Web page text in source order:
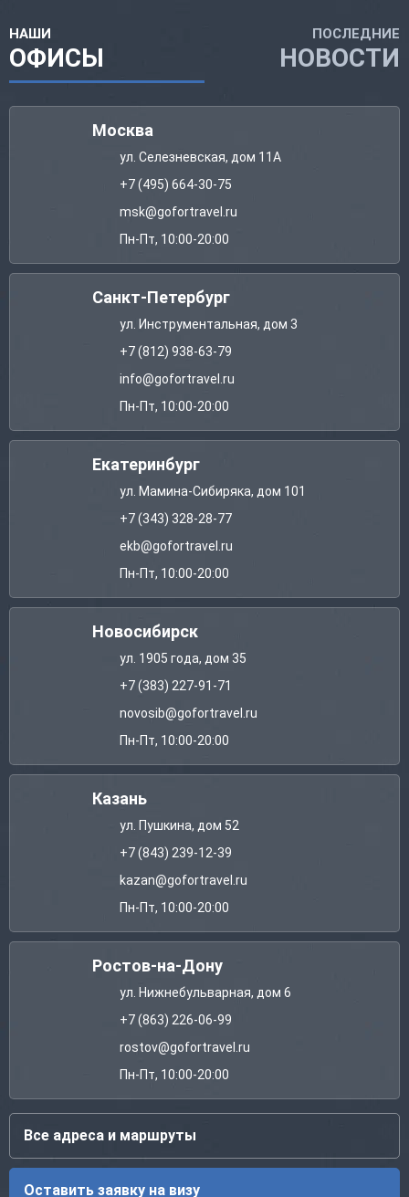
НАШИ
ОФИСЫ
ПОСЛЕДНИЕ
НОВОСТИ
Москва
ул. Селезневская, дом 11А
+7 (495) 664-30-75
msk@gofortravel.ru
Пн-Пт, 10:00-20:00
Санкт-Петербург
ул. Инструментальная, дом 3
+7 (812) 938-63-79
info@gofortravel.ru
Пн-Пт, 10:00-20:00
Екатеринбург
ул. Мамина-Сибиряка, дом 101
+7 (343) 328-28-77
ekb@gofortravel.ru
Пн-Пт, 10:00-20:00
Новосибирск
ул. 1905 года, дом 35
+7 (383) 227-91-71
novosib@gofortravel.ru
Пн-Пт, 10:00-20:00
Казань
ул. Пушкина, дом 52
+7 (843) 239-12-39
kazan@gofortravel.ru
Пн-Пт, 10:00-20:00
Ростов-на-Дону
ул. Нижнебульварная, дом 6
+7 (863) 226-06-99
rostov@gofortravel.ru
Пн-Пт, 10:00-20:00
Все адреса и маршруты
Оставить заявку на визу